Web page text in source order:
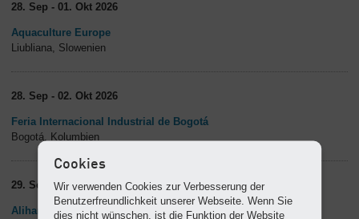
28. Sep - 01. Okt 2026
Aquaculture Europe
Liubliana, Slowenien
28. Sep - 02. Okt 2026
Feria Internacional Industrial de Bogotá
Bogotá, Kolumbien
29. Sep - 01. Okt 2026
Alihankinta
Cookies
Wir verwenden Cookies zur Verbesserung der
Benutzerfreundlichkeit unserer Webseite. Wenn Sie
dies nicht wünschen, ist die Funktion der Website